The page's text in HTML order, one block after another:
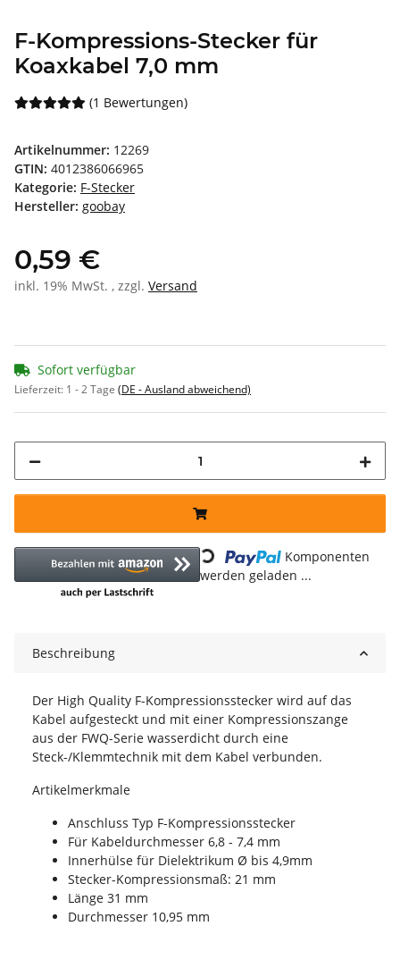
F-Kompressions-Stecker für
Koaxkabel 7,0 mm
(1 Bewertungen)
Artikelnummer: 12269
GTIN: 4012386066965
Kategorie: F-Stecker
Hersteller: goobay
0,59 €
inkl. 19% MwSt. , zzgl. Versand
Sofort verfügbar
Lieferzeit: 1 - 2 Tage (DE - Ausland abweichend)
Loading...
Komponenten
werden geladen ...
Beschreibung
Der High Quality F-Kompressionsstecker wird auf das
Kabel aufgesteckt und mit einer Kompressionszange
aus der FWQ-Serie wasserdicht durch eine
Steck-/Klemmtechnik mit dem Kabel verbunden.
Artikelmerkmale
Anschluss Typ F-Kompressionsstecker
Für Kabeldurchmesser 6,8 - 7,4 mm
Innerhülse für Dielektrikum Ø bis 4,9mm
Stecker-Kompressionsmaß: 21 mm
Länge 31 mm
Durchmesser 10,95 mm